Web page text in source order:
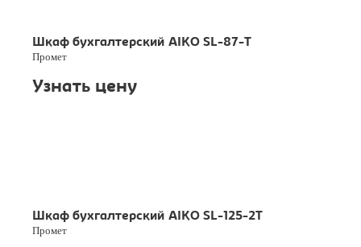
Шкаф бухгалтерский AIKO SL-87-T
Промет
Узнать цену
Шкаф бухгалтерский AIKO SL-125-2T
Промет